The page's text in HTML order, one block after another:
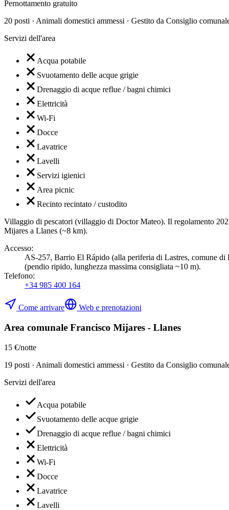
Pernottamento gratuito
20 posti · Animali domestici ammessi · Gestito da Consiglio
Servizi dell'area
Acqua potabile
Svuotamento delle acque grigie
Drenaggio di acque reflue / bagni chimici
Elettricità
Wi-Fi
Docce
Lavatrice
Lavelli
Servizi igienici
Area picnic
Recinto recintato / custodito
Villaggio di pescatori (villaggio di Doctor Mateo). Il regolamento
Mijares a Llanes (~8 km).
Accesso:
AS-257, Barrio El Rápido (alla periferia di Lastres, comune
(pendio ripido, lunghezza massima consigliata ~10 m).
Telefono:
+34 985 400 164
Come arrivare Web e prenotazioni
Area comunale Francisco Mijares - Llanes
15 €/notte
19 posti · Animali domestici ammessi · Gestito da Consiglio
Servizi dell'area
Acqua potabile
Svuotamento delle acque grigie
Drenaggio di acque reflue / bagni chimici
Elettricità
Wi-Fi
Docce
Lavatrice
Lavelli